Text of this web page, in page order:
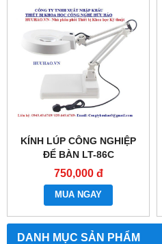
DANH MỤC SẢN PHẨM
KÍNH LÚP CÔNG NGHIỆP
ĐỂ BÀN LT-86C
750,000 đ
MUA NGAY